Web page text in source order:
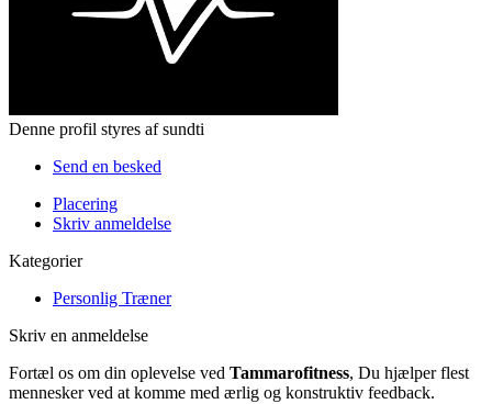
Denne profil styres af sundti
Send en besked
Placering
Skriv anmeldelse
Kategorier
Personlig Træner
Skriv en anmeldelse
Fortæl os om din oplevelse ved Tammarofitness, Du hjælper flest
mennesker ved at komme med ærlig og konstruktiv feedback.